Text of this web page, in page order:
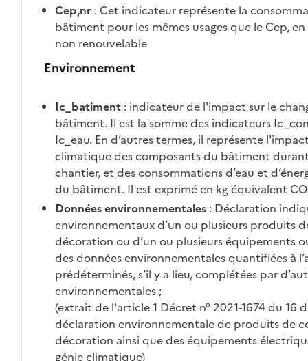
Cep,nr : Cet indicateur représente la
bâtiment pour les mêmes usages que le Cep,
non renouvelable
Environnement
Ic_batiment : indicateur de l'impact sur le
bâtiment. Il est la somme des indicateurs
Ic_eau. En d’autres termes, il représente
climatique des composants du bâtiment
chantier, et des consommations d’eau et
du bâtiment. Il est exprimé en kg équivalent
Données environnementales : Déclaration
environnementaux d’un ou plusieurs produits
décoration ou d’un ou plusieurs équipements
des données environnementales quantifiées à
prédéterminés, s’il y a lieu, complétées par
environnementales ;
(extrait de l'article 1 Décret n° 2021-1674 du 16
déclaration environnementale de produits de
décoration ainsi que des équipements
génie climatique)